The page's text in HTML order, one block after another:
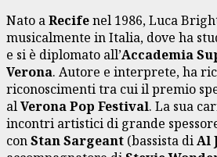
Nato aRecifenel 1986, Luca
musicalmente in Italia, dove ha
e si è diplomato all’Accademia
Verona. Autore e interprete, ha
riconoscimenti tra cui il premio
alVerona Pop Festival. La sua
incontri artistici di grande
conStan Sargeant (bassista diAl